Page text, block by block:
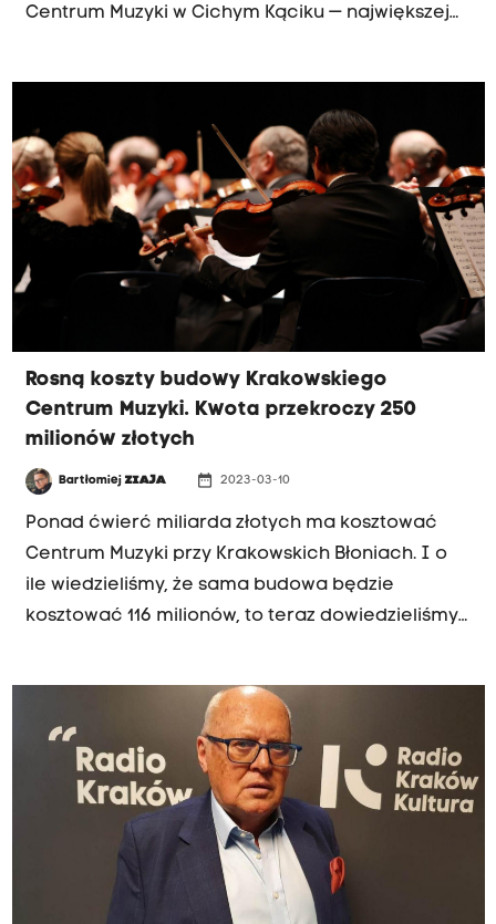
Centrum Muzyki w Cichym Kąciku — największej
Rosną koszty budowy Krakowskiego
Centrum Muzyki. Kwota przekroczy 250
milionów złotych
BartłomiejZIAJA date_range 2023-03-10
Ponad ćwierć miliarda złotych ma kosztować
Centrum Muzyki przy Krakowskich Błoniach. I o
ile wiedzieliśmy, że sama budowa będzie
kosztować 116 milionów, to teraz dowiedzieliśmy